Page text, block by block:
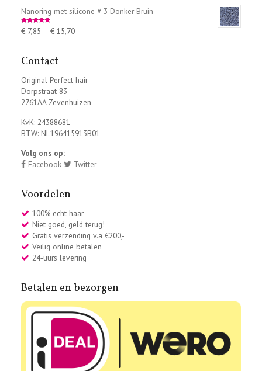
Nanoring met silicone # 3 Donker Bruin
Rated5.00
out of 5
€7,85 – €15,70
Contact
Original Perfect hair
Dorpstraat 83
2761AA Zevenhuizen
KvK: 24388681
BTW: NL196415913B01
Volg ons op:
Facebook
Twitter
Voordelen
100% echt haar
Niet goed, geld terug!
Gratis verzending v.a €200,-
Veilig online betalen
24-uurs levering
Betalen en bezorgen